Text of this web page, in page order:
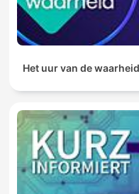
Het uur van de waarheid